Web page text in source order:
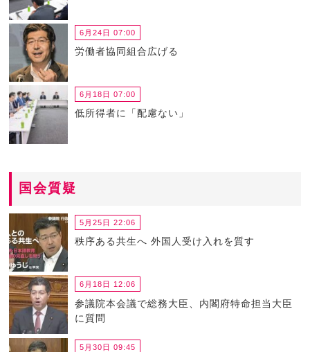
6月24日 07:00
労働者協同組合広げる
6月18日 07:00
低所得者に「配慮ない」
国会質疑
5月25日 22:06
秩序ある共生へ 外国人受け入れを質す
6月18日 12:06
参議院本会議で総務大臣、内閣府特命担当大臣
に質問
5月30日 09:45